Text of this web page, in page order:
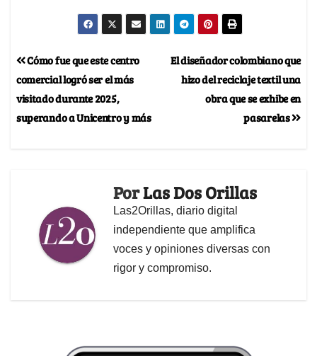
El diseñador colombiano que
hizo del reciclaje textil una
obra que se exhibe en
pasarelas
Cómo fue que este centro
comercial logró ser el más
visitado durante 2025,
superando a Unicentro y más
PorLas Dos Orillas
Las2Orillas, diario digital
independiente que amplifica
voces y opiniones diversas con
rigor y compromiso.